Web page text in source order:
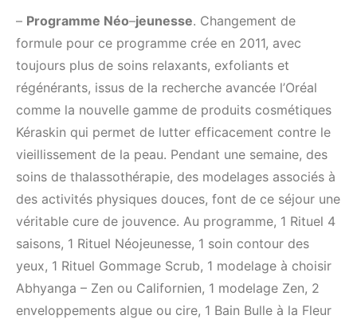
– Programme Néo–jeunesse. Changement de
formule pour ce programme crée en 2011, avec
toujours plus de soins relaxants, exfoliants et
régénérants, issus de la recherche avancée l’Oréal
comme la nouvelle gamme de produits cosmétiques
Kéraskin qui permet de lutter efficacement contre le
vieillissement de la peau. Pendant une semaine, des
soins de thalassothérapie, des modelages associés à
des activités physiques douces, font de ce séjour une
véritable cure de jouvence. Au programme, 1 Rituel 4
saisons, 1 Rituel Néojeunesse, 1 soin contour des
yeux, 1 Rituel Gommage Scrub, 1 modelage à choisir
Abhyanga – Zen ou Californien, 1 modelage Zen, 2
enveloppements algue ou cire, 1 Bain Bulle à la Fleur